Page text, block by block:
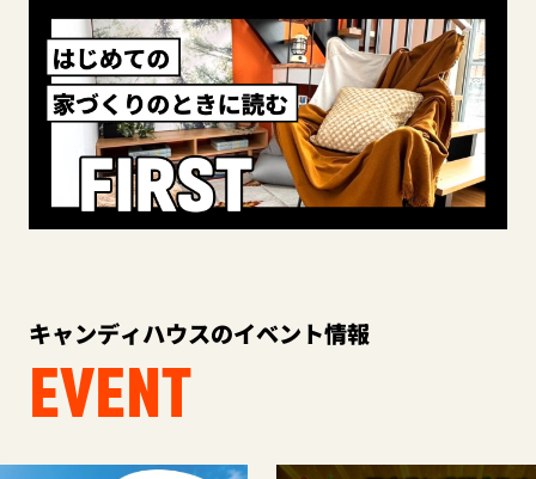
キャンディハウスのイベント情報
EVENT